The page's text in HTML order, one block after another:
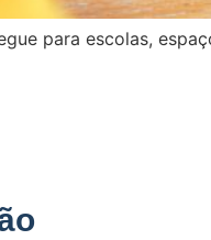
para escolas,